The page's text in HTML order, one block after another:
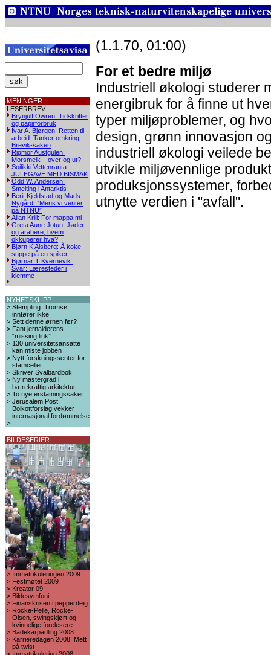
MENINGER:
LESERBREV:
Brynjulf Owren: Tidskrifter
og papirforbruk
Ivar A. Bjørgen: Retten til
arbeid. Tanker omkring
Brevik-saken
Rigmor Austgulen:
Morsmelk – over og ut?
Soilikki Vettenranta:
JULEGAVE MED BISMAK
Odd W. Andersen:
Smelting i Antarktis
Berit Kjeldstad og Mads
Nygård: ”Mens vi venter
på NTNU”
Allan Krill: For mappa mi
Greta Aune Jotun: Jøder
og arabere, hvem
okkuperer hva?
Bjørn K Alsberg: Å koke
suppe på en spiker
Bjørnar T Kvernevik:
Svar: Læresteder i
klemme
NYHETSKLIPP
> Stempling: Tromsø
innfører ikke
> Sett denne ørnen før?
> Fant jernalderens
“missing link”
> 130 universitetsansatte
kan miste jobben
> Nytt forskningssenter for
stamceller
> Skriver Svalbardbok
> Ny mastergrad i
bærekraftig arkitektur
> To nye erstatningssaker
> Jerusalem Post:
Boikottforslag vekker
internasjonal fordømmelse
>
BILDESERIER
> Immatrikuleringen 2009
> Festmøtet 2009
> Kreator 09
> Bildesymfoni
> Finanskrisen i pepperdeig
> Rocke-Pelle, Rocke-
Olsen, swingskjørt og
kvinnelige forelesere
> Badekarpadling 2008
> Karrieredagen 2008: Mett
på twist
(1.1.70, 01:00)
For et bedre miljø
Industriell økologi studerer
energibruk for å finne ut
typer miljøproblemer, og
design, grønn innovasjon
industriell økologi veilede
utvikle miljøvennlige
produksjonssystemer,
utnytte verdien i "avfall".